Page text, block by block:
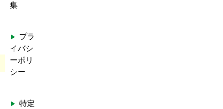
集
プラ
イバシ
ーポリ
シー
特定